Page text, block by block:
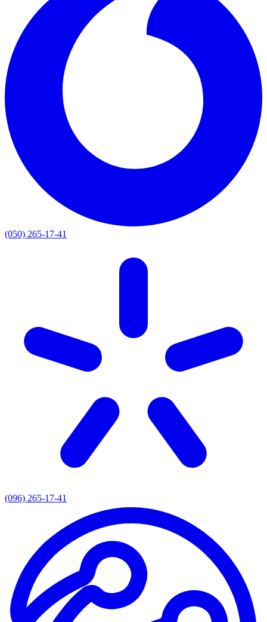
(050) 265-17-41
(096) 265-17-41